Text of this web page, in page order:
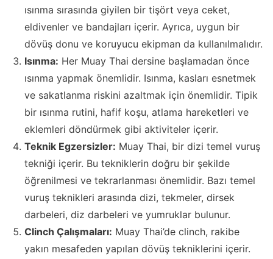
ısınma sırasında giyilen bir tişört veya ceket,
eldivenler ve bandajları içerir. Ayrıca, uygun bir
dövüş donu ve koruyucu ekipman da kullanılmalıdır.
Isınma: Her Muay Thai dersine başlamadan önce
ısınma yapmak önemlidir. Isınma, kasları esnetmek
ve sakatlanma riskini azaltmak için önemlidir. Tipik
bir ısınma rutini, hafif koşu, atlama hareketleri ve
eklemleri döndürmek gibi aktiviteler içerir.
Teknik Egzersizler: Muay Thai, bir dizi temel vuruş
tekniği içerir. Bu tekniklerin doğru bir şekilde
öğrenilmesi ve tekrarlanması önemlidir. Bazı temel
vuruş teknikleri arasında dizi, tekmeler, dirsek
darbeleri, diz darbeleri ve yumruklar bulunur.
Clinch Çalışmaları: Muay Thai’de clinch, rakibe
yakın mesafeden yapılan dövüş tekniklerini içerir.